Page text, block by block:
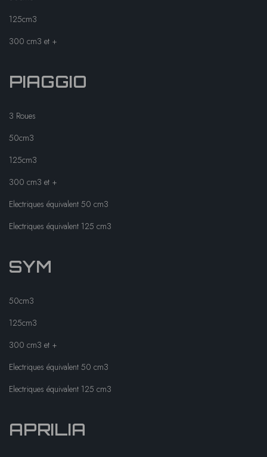
125cm3
300 cm3 et +
PIAGGIO
3 Roues
50cm3
125cm3
300 cm3 et +
Electriques équivalent 50 cm3
Electriques équivalent 125 cm3
SYM
50cm3
125cm3
300 cm3 et +
Electriques équivalent 50 cm3
Electriques équivalent 125 cm3
APRILIA